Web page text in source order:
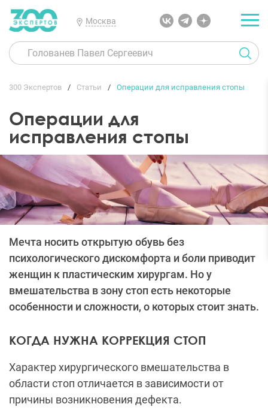
Москва
300 Экспертов Статьи Операции для исправления стопы
Операции для
исправления стопы
Мечта носить открытую обувь без
психологического дискомфорта и боли приводит
женщин к пластическим хирургам. Но у
вмешательства в зону стоп есть некоторые
особенности и сложности, о которых стоит знать.
КОГДА НУЖНА КОРРЕКЦИЯ СТОП
Характер хирургического вмешательства в
области стоп отличается в зависимости от
причины возникновения дефекта.